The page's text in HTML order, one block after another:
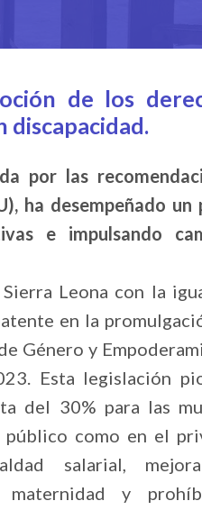
de los
discapacidad.
por las
ha desempeñado un
e impulsando
Leona con la
en la
Género y
Esta legislación
del 30% para las
como en el
salarial,
maternidad y